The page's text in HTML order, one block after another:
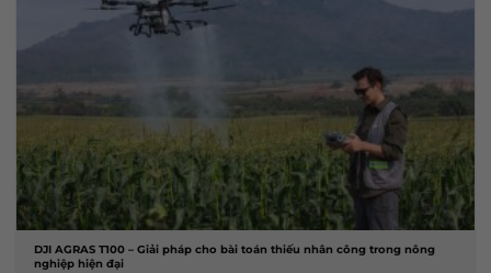
DJI AGRAS T100 – Giải pháp cho bài toán thiếu nhân công trong nông
nghiệp hiện đại